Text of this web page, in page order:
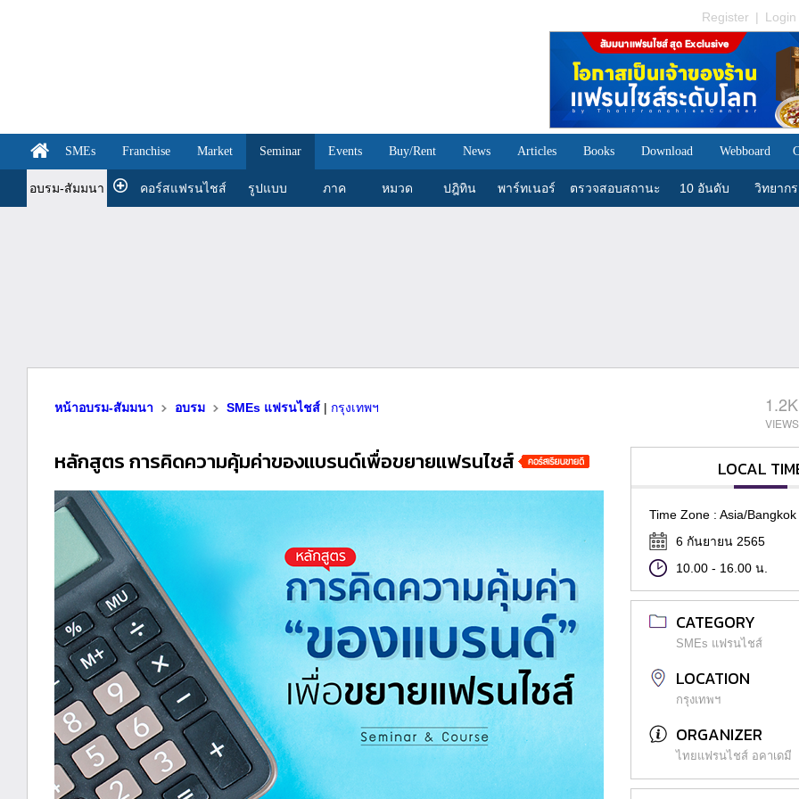
Register | Login
SMEs Franchise Market Seminar Events Buy/Rent News Articles Books Download Webboard
อบรม-สัมมนา คอร์สแฟรนไชส์ รูปแบบ ภาค หมวด ปฎิทิน พาร์ทเนอร์ ตรวจสอบสถานะ 10 อันดับ วิทยากร
หน้าอบรม-สัมมนา อบรม SMEs แฟรนไชส์ | กรุงเทพฯ 1.2K
หลักสูตร การคิดความคุ้มค่าของแบรนด์เพื่อขยายแฟรนไชส์ LOCAL
Time Zone : Asia/Bangkok
6 กันยายน 2565
10.00 - 16.00 น.
CATEGORY
SMEs แฟรนไชส์
LOCATION
กรุงเทพฯ
ORGANIZER
ไทยแฟรนไชส์ อคาเดมี